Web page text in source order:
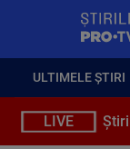
ULTIMELE ȘTIRI
LIVE